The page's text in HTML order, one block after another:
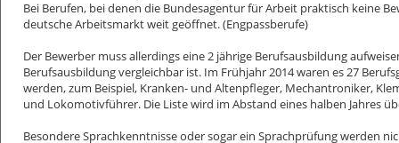
Bei Berufen, bei denen die Bundesagentur für Arbeit praktisch keine
deutsche Arbeitsmarkt weit geöffnet. (Engpassberufe)
Der Bewerber muss allerdings eine 2 jährige Berufsausbildung
Berufsausbildung vergleichbar ist. Im Frühjahr 2014 waren es 27
werden, zum Beispiel, Kranken- und Altenpfleger, Mechantroniker,
und Lokomotivführer. Die Liste wird im Abstand eines halben Jahres
Besondere Sprachkenntnisse oder sogar ein Sprachprüfung werden